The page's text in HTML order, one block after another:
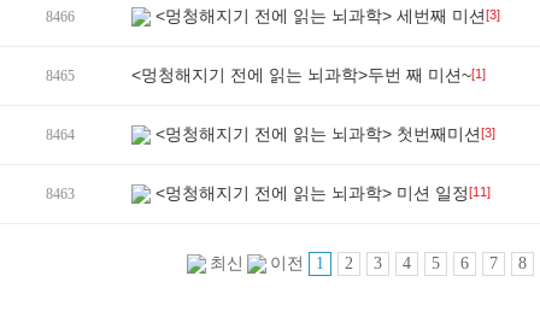
8466 <멍청해지기 전에 읽는 뇌과학> 세번째 미션[3]
8465 <멍청해지기 전에 읽는 뇌과학>두번 째 미션~[1]
8464 <멍청해지기 전에 읽는 뇌과학> 첫번째미션[3]
8463 <멍청해지기 전에 읽는 뇌과학> 미션 일정[11]
최신 이전 1 2 3 4 5 6 7 8